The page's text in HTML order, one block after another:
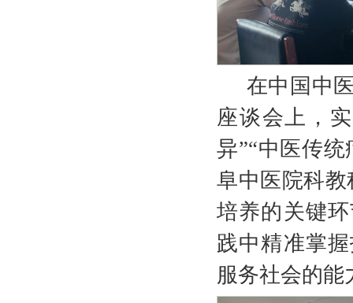
在中国中
座谈会上，
异”“中医传
阜中医院科
培养的关键
践中精准掌
服务社会的能